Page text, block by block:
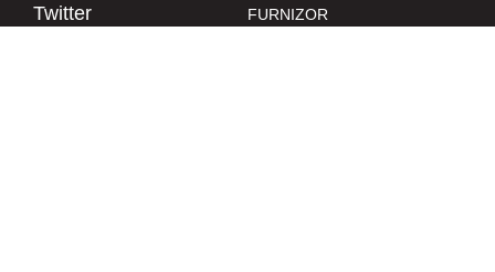
Twitter
FURNIZOR